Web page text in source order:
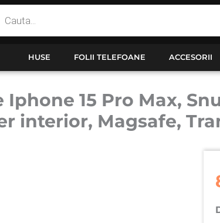
HUSE FOLII TELEFOANE ACCESORII
15 Pro Max,
interior, Magsafe,